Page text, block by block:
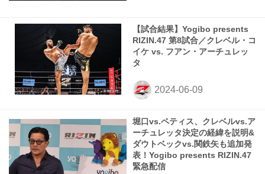
【試合結果】Yogibo presents
RIZIN.47 第8試合／クレベル・コ
イケ vs. フアン・アーチュレッ
タ
堀口vs.ペティス、クレベルvs.ア
ーチュレッタ決定の経緯を説明&
ダウトベックvs.関鉄矢も追加発
表！Yogibo presents RIZIN.47
緊急配信